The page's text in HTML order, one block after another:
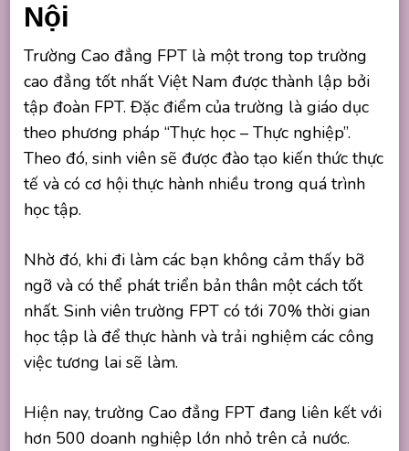
Nội
Trường Cao đẳng FPT là một trong top trường
cao đẳng tốt nhất Việt Nam được thành lập bởi
tập đoàn FPT. Đặc điểm của trường là giáo dục
theo phương pháp “Thực học – Thực nghiệp”.
Theo đó, sinh viên sẽ được đào tạo kiến thức thực
tế và có cơ hội thực hành nhiều trong quá trình
học tập.
Nhờ đó, khi đi làm các bạn không cảm thấy bỡ
ngỡ và có thể phát triển bản thân một cách tốt
nhất. Sinh viên trường FPT có tới 70% thời gian
học tập là để thực hành và trải nghiệm các công
việc tương lai sẽ làm.
Hiện nay, trường Cao đẳng FPT đang liên kết với
hơn 500 doanh nghiệp lớn nhỏ trên cả nước.